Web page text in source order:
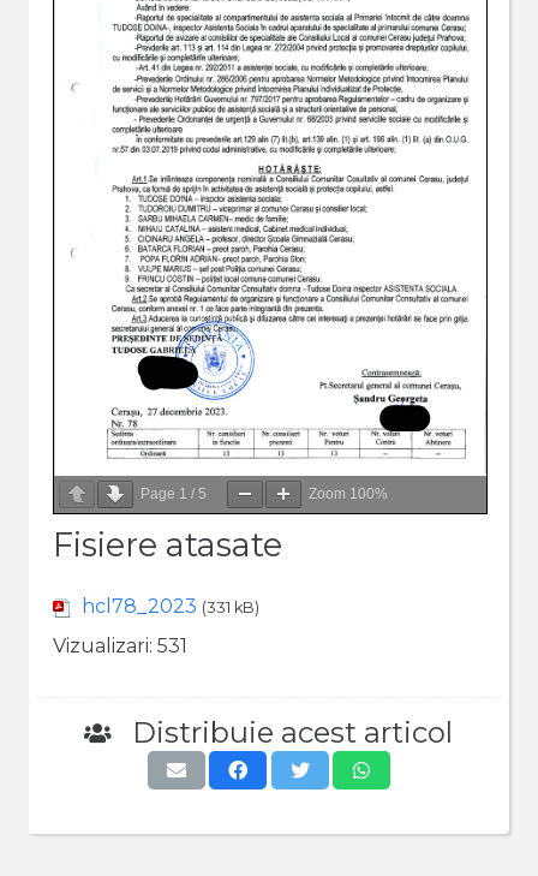
Page 1 / 5 Zoom 100%
Fisiere atasate
hcl78_2023 (331 kB)
Vizualizari: 531
Distribuie acest articol